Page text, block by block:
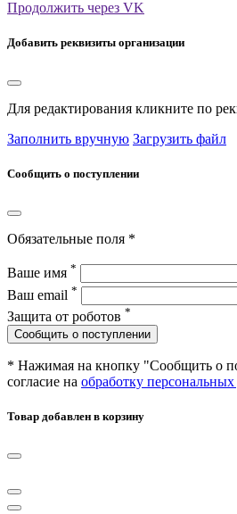
Продолжить через VK
Добавить реквизиты организации
Для редактирования кликните по
Заполнить вручную Загрузить файл
Сообщить о поступлении
Обязательные поля *
Ваше имя *
Ваш email *
Защита от роботов *
Сообщить о поступлении
* Нажимая на кнопку "Сообщить о
согласие на обработку
Товар добавлен в корзину